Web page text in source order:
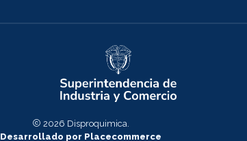
2026 Disproquimica.
Desarrollado por Placecommerce